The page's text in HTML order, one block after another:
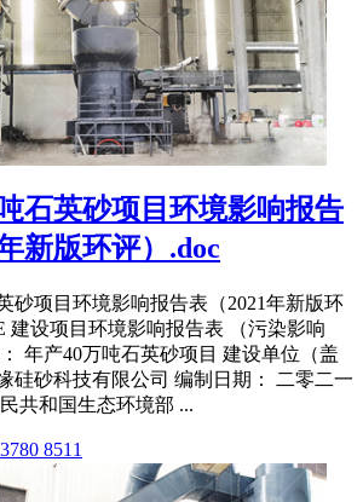
石英砂项目环境影响报告
新版环评）.doc
砂项目环境影响报告表（2021年新版环
建设项目环境影响报告表 （污染影响
年产40万吨石英砂项目 建设单位（盖
硅砂科技有限公司 编制日期： 二零二一
共和国生态环境部 ...
8511